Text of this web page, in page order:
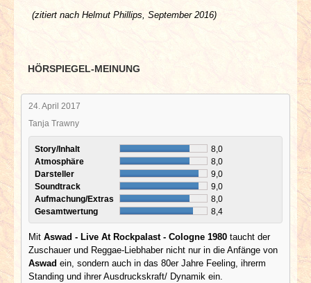
(zitiert nach Helmut Phillips, September 2016)
HÖRSPIEGEL-MEINUNG
24. April 2017
Tanja Trawny
Story/Inhalt
8,0
Atmosphäre
8,0
Darsteller
9,0
Soundtrack
9,0
Aufmachung/Extras
8,0
Gesamtwertung
8,4
Mit Aswad - Live At Rockpalast - Cologne 1980 taucht der
Zuschauer und Reggae-Liebhaber nicht nur in die Anfänge von
Aswad ein, sondern auch in das 80er Jahre Feeling, ihrerm
Standing und ihrer Ausdruckskraft/ Dynamik ein.